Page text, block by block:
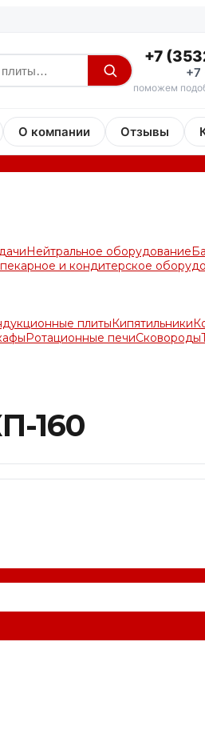
+7
+7
поможем
О компании Отзывы
Нейтральное оборудование
и кондитерское
плитыКипятильники
Ротационные печиСковороды
160